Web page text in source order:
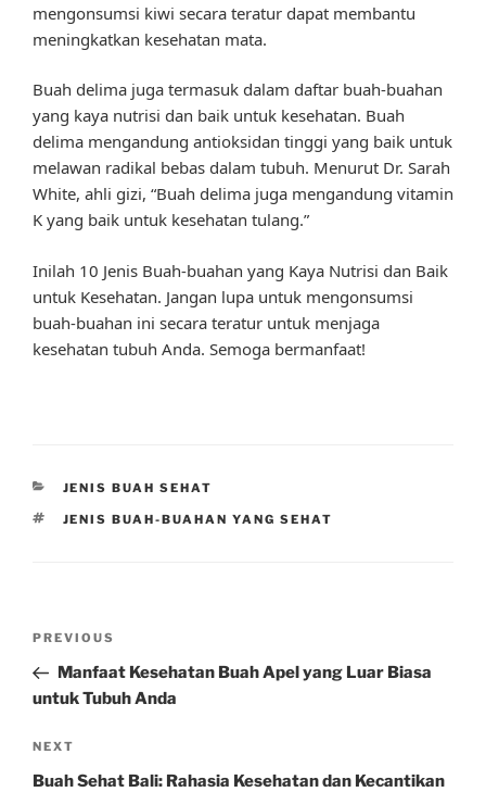
mengonsumsi kiwi secara teratur dapat membantu
meningkatkan kesehatan mata.
Buah delima juga termasuk dalam daftar buah-buahan
yang kaya nutrisi dan baik untuk kesehatan. Buah
delima mengandung antioksidan tinggi yang baik untuk
melawan radikal bebas dalam tubuh. Menurut Dr. Sarah
White, ahli gizi, “Buah delima juga mengandung vitamin
K yang baik untuk kesehatan tulang.”
Inilah 10 Jenis Buah-buahan yang Kaya Nutrisi dan Baik
untuk Kesehatan. Jangan lupa untuk mengonsumsi
buah-buahan ini secara teratur untuk menjaga
kesehatan tubuh Anda. Semoga bermanfaat!
CATEGORIES
JENIS BUAH SEHAT
TAGS
JENIS BUAH-BUAHAN YANG SEHAT
Previous
Post
PREVIOUS
Manfaat Kesehatan Buah Apel yang Luar Biasa
untuk Tubuh Anda
Next
Post
NEXT
Buah Sehat Bali: Rahasia Kesehatan dan Kecantikan